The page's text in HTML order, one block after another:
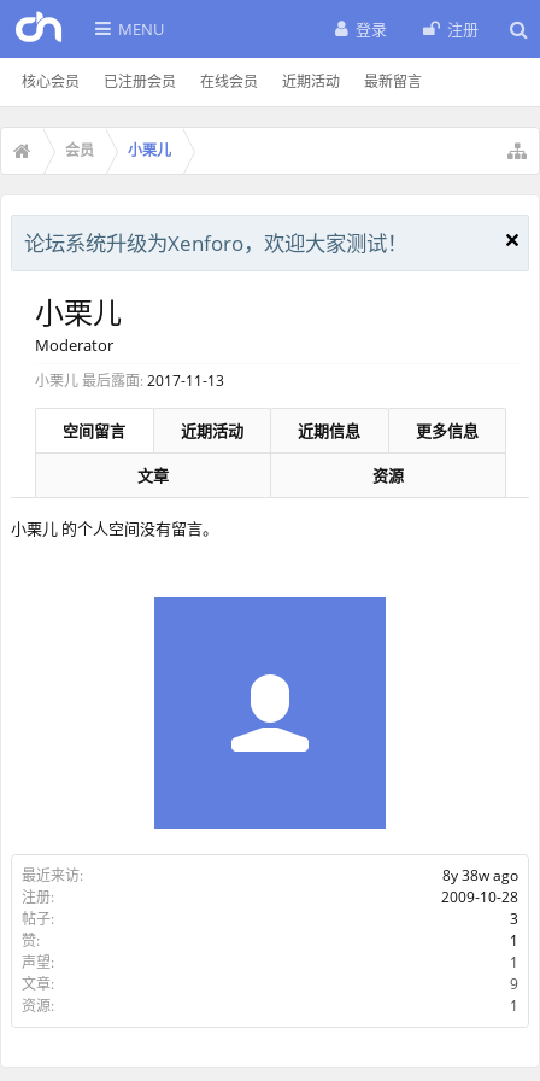
MENU
核心会员 已注册会员 在线会员 近期活动 最新留言
登录 注册
会员 小栗儿
论坛系统升级为Xenforo，欢迎大家测试！
最近来访:
8y 38w ago
注册:
2009-10-28
帖子:
3
赞:
1
声望:
1
文章:
9
资源:
1
小栗儿
Moderator
小栗儿 最后露面: 2017-11-13
空间留言 近期活动 近期信息 更多信息
文章 资源
小栗儿 的个人空间没有留言。